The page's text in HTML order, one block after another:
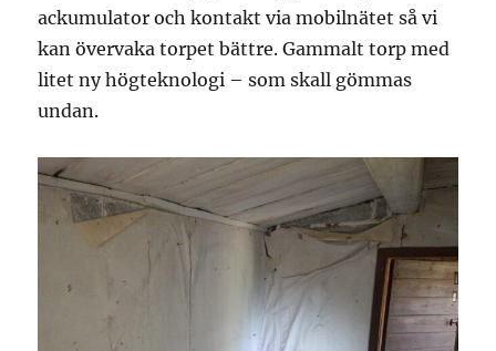
ackumulator och kontakt via mobilnätet så vi
kan övervaka torpet bättre. Gammalt torp med
litet ny högteknologi – som skall gömmas
undan.